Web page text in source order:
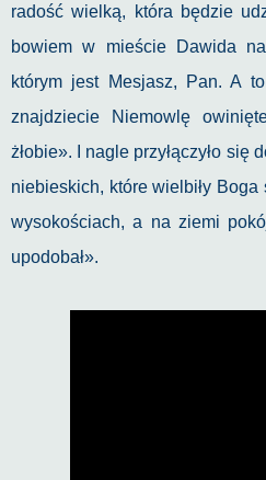
radość wielką, która będzie
bowiem w mieście Dawida
którym jest Mesjasz, Pan. A
znajdziecie Niemowlę
żłobie». I nagle przyłączyło się
niebieskich, które wielbiły Boga
wysokościach, a na ziemi
upodobał».